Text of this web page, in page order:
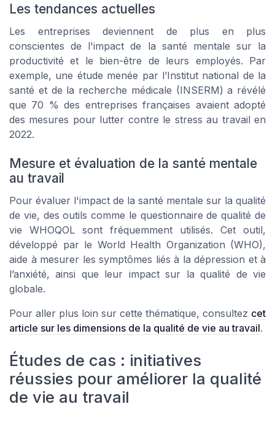
Les tendances actuelles
Les entreprises deviennent de plus en plus
conscientes de l'impact de la santé mentale sur la
productivité et le bien-être de leurs employés. Par
exemple, une étude menée par l’Institut national de la
santé et de la recherche médicale (INSERM) a révélé
que 70 % des entreprises françaises avaient adopté
des mesures pour lutter contre le stress au travail en
2022.
Mesure et évaluation de la santé mentale
au travail
Pour évaluer l'impact de la santé mentale sur la qualité
de vie, des outils comme le questionnaire de qualité de
vie WHOQOL sont fréquemment utilisés. Cet outil,
développé par le World Health Organization (WHO),
aide à mesurer les symptômes liés à la dépression et à
l’anxiété, ainsi que leur impact sur la qualité de vie
globale.
Pour aller plus loin sur cette thématique, consultez cet
article sur les dimensions de la qualité de vie au travail.
Études de cas : initiatives
réussies pour améliorer la qualité
de vie au travail